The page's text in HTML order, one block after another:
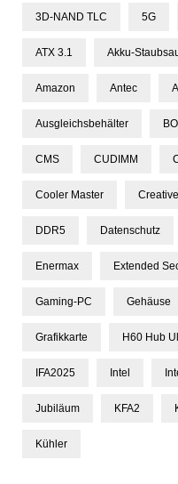
3D-NAND TLC 5G
ATX 3.1 Akku-
Amazon Antec
Ausgleichsbehälter
CMS CUDIMM
Cooler Master Creative
DDR5 Datenschutz
Enermax Extended
Gaming-PC Gehäuse
Grafikkarte H60 Hub
IFA2025 Intel
Jubiläum KFA2
Kühler